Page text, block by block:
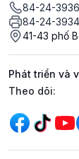
84-24-
84-24-
41-43 phố
Phát triển và
Mạng
Theo dõi: